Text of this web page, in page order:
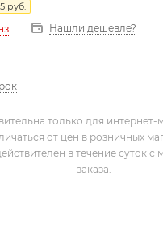
5 руб.
Нашли дешевле?
только для интернет-
от цен в розничных
в течение суток
заказа.